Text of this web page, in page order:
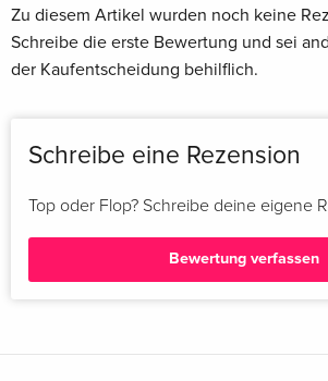
Zu diesem Artikel wurden noch keine
Schreibe die erste Bewertung und sei
der Kaufentscheidung behilflich.
Schreibe eine Rezension
Top oder Flop? Schreibe deine eigene
Bewertung verfassen